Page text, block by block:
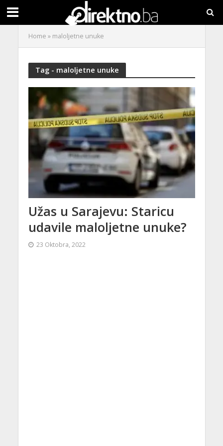
Home » maloljetne unuke
Tag - maloljetne unuke
Užas u Sarajevu: Staricu
udavile maloljetne unuke?
23 Oktobra, 2022